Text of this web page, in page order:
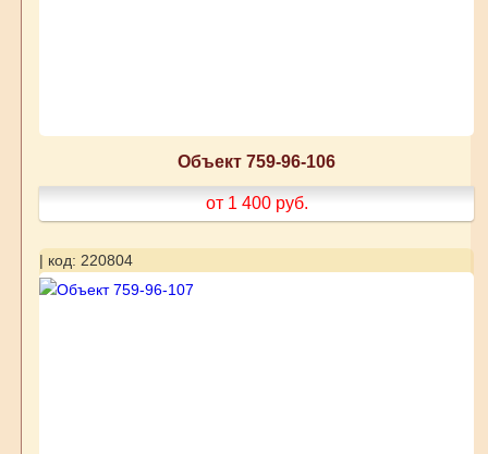
Объект 759-96-106
от 1 400 руб.
| код: 220804